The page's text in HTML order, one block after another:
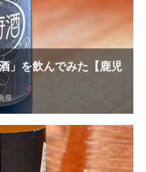
」を飲んでみた【鹿児
県